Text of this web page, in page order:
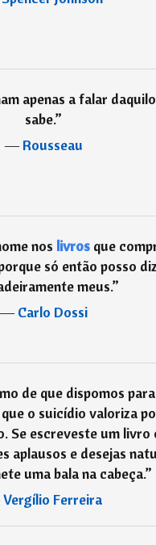
apenas a falar
sabe.”
―Rousseau
nos livros que
só então posso
meus.”
―Carlo Dossi
de que dispomos
o suicídio valoriza
Se escreveste um livro
aplausos e desejas
uma bala na cabeça.”
Vergílio Ferreira